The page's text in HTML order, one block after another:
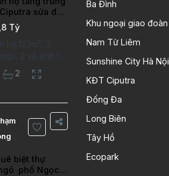
sửa đẹp
cao
Tỷ
hộ 123m², 3
2 vệ sinh tại
Ciputra Hanoi
City. Căn
mới kỹ, chất
sàn gỗ, bếp
không gian
sáng. Thông tin
căn hộ: Diện tích:
2
biệt thự
phố Ngọc
Ba Đình
Khu ngoại giao đoàn
Nam Từ Liêm
Sunshine City Hà Nội
KĐT Ciputra
Đống Đa
Long Biên
Tây Hồ
Ecopark